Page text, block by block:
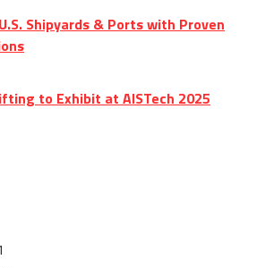
Shipyards & Ports with Proven
to Exhibit at AISTech 2025